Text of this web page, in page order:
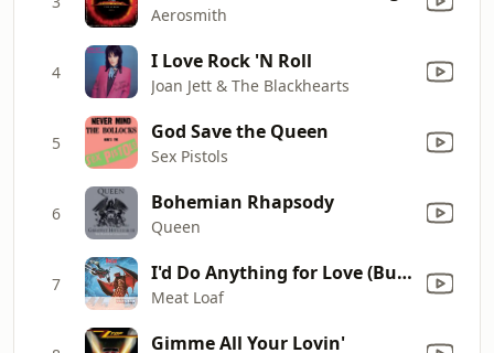
Aerosmith
4 I Love Rock 'N Roll
Joan Jett & The Blackhearts
5 God Save the Queen
Sex Pistols
6 Bohemian Rhapsody
Queen
7 I'd Do Anything for Love (But I Won't Do That) [Single Edit]
Meat Loaf
Gimme All Your Lovin'